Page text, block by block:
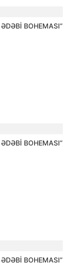
BOHEMASI”
BOHEMASI”
BOHEMASI”